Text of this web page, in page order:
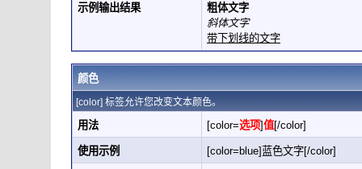
示例输出结果
粗体文字
斜体文字
带下划线的文字
颜色
[color] 标签允许您改变文本颜色。
用法 [color=选项]值[/color]
使用示例 [color=blue]蓝色文字[/color]